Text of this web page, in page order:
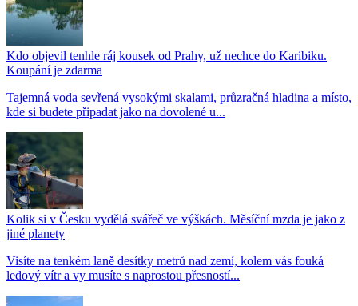
Kdo objevil tenhle ráj kousek od Prahy, už nechce do Karibiku.
Koupání je zdarma
Tajemná voda sevřená vysokými skalami, průzračná hladina a místo,
kde si budete připadat jako na dovolené u...
Kolik si v Česku vydělá svářeč ve výškách. Měsíční mzda je jako z
jiné planety
Visíte na tenkém laně desítky metrů nad zemí, kolem vás fouká
ledový vítr a vy musíte s naprostou přesností...